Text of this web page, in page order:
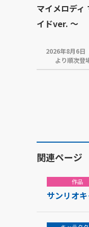
マイメロディ
イドver. ～
2026年8月6日
より順次登
関連ページ
作品
サンリオ